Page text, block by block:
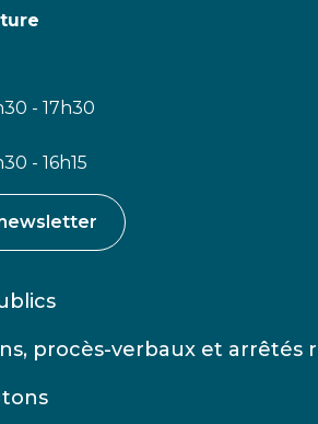
- 17h30
- 16h15
procès-verbaux et arrêtés